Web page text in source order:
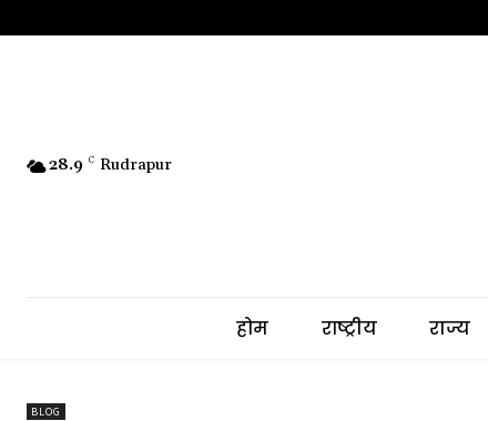
28.9 C Rudrapur
होम राष्ट्रीय राज्य
BLOG